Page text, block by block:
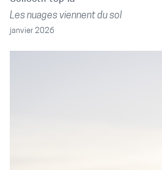
Les nuages viennent du sol
janvier 2026